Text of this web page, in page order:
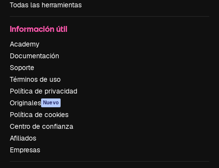
Todas las herramientas
Información útil
Academy
Documentación
Soporte
Términos de uso
Política de privacidad
Originales Nuevo
Política de cookies
Centro de confianza
Afiliados
Empresas